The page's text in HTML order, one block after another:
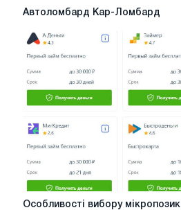
Автоломбард
Ломбард
Автоломбард Кар-Ломбард
Особливості
Особливості вибору мікропозик